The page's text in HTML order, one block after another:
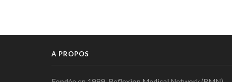
A PROPOS